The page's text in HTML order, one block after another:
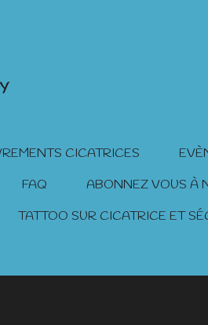
CICATRICES
FAQ
ABONNEZ VOUS À
TATTOO SUR CICATRICE ET